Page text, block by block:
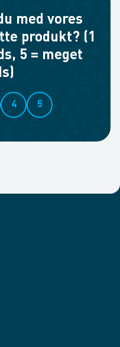
med vores
produkt? (1
5 = meget
4 5